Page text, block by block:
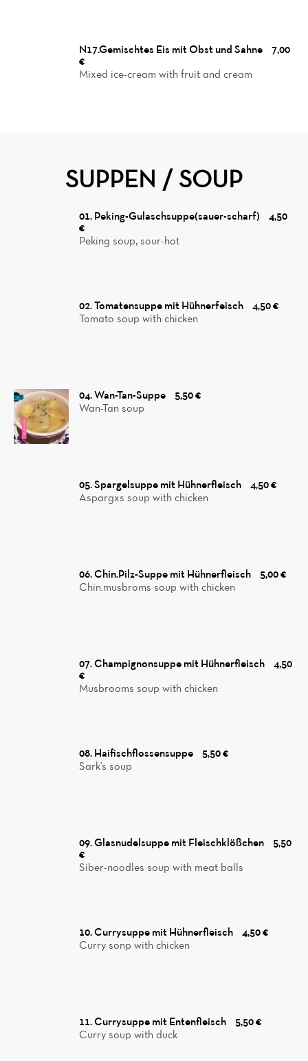
N17.Gemischtes Eis mit Obst und Sahne
7,00
€
Mixed ice-cream with fruit and cream
SUPPEN / SOUP
01. Peking-Gulaschsuppe(sauer-scharf)
4,50
€
Peking soup, sour-hot
02. Tomatensuppe mit Hühnerfeisch
4,50 €
Tomato soup with chicken
04. Wan-Tan-Suppe
5,50 €
Wan-Tan soup
05. Spargelsuppe mit Hühnerfleisch
4,50 €
Aspargxs soup with chicken
06. Chin.Pilz-Suppe mit Hühnerfleisch
5,00 €
Chin.musbroms soup with chicken
07. Champignonsuppe mit Hühnerfleisch
4,50
€
Musbrooms soup with chicken
08. Haifischflossensuppe
5,50 €
Sark's soup
09. Glasnudelsuppe mit Fleischklößchen
5,50
€
Siber-noodles soup with meat balls
10. Currysuppe mit Hühnerfleisch
4,50 €
Curry sonp with chicken
11. Currysuppe mit Entenfleisch
5,50 €
Curry soup with duck